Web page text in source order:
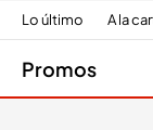
Lo último A la
Promos